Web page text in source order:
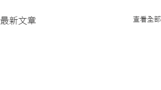
最新文章 查看全部